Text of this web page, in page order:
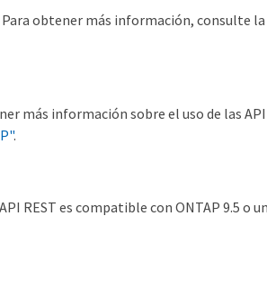
obtener más información, consulte la
más información sobre el uso de las API
.
REST es compatible con ONTAP 9.5 o